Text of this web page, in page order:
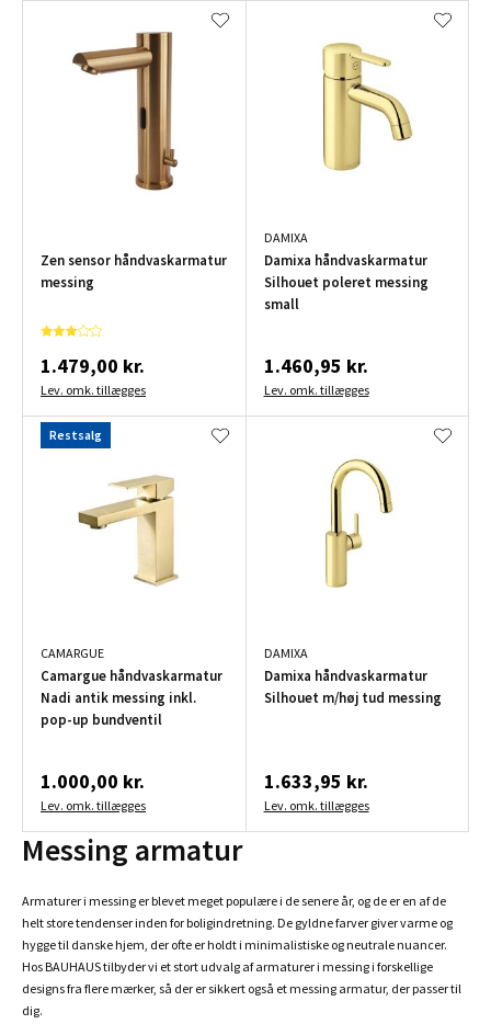
Zen sensor håndvaskarmatur
messing
1.479,00 kr.
Lev. omk. tillægges
DAMIXA
Damixa håndvaskarmatur
Silhouet poleret messing
small
1.460,95 kr.
Lev. omk. tillægges
Restsalg
CAMARGUE
Camargue håndvaskarmatur
Nadi antik messing inkl.
pop-up bundventil
1.000,00 kr.
Lev. omk. tillægges
DAMIXA
Damixa håndvaskarmatur
Silhouet m/høj tud messing
1.633,95 kr.
Lev. omk. tillægges
Messing armatur
Armaturer i messing er blevet meget populære i de senere år, og de er en af de
helt store tendenser inden for boligindretning. De gyldne farver giver varme og
hygge til danske hjem, der ofte er holdt i minimalistiske og neutrale nuancer.
Hos BAUHAUS tilbyder vi et stort udvalg af armaturer i messing i forskellige
designs fra flere mærker, så der er sikkert også et messing armatur, der passer til
dig.